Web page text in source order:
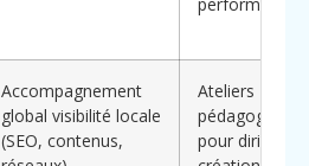
Accompagnement
global visibilité locale
(SEO, contenus,
Ateliers
pédagogiques
pour